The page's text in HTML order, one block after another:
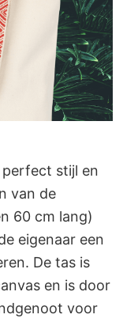
stijl en
van de
60 cm lang)
eigenaar een
De tas is
en is door
voor